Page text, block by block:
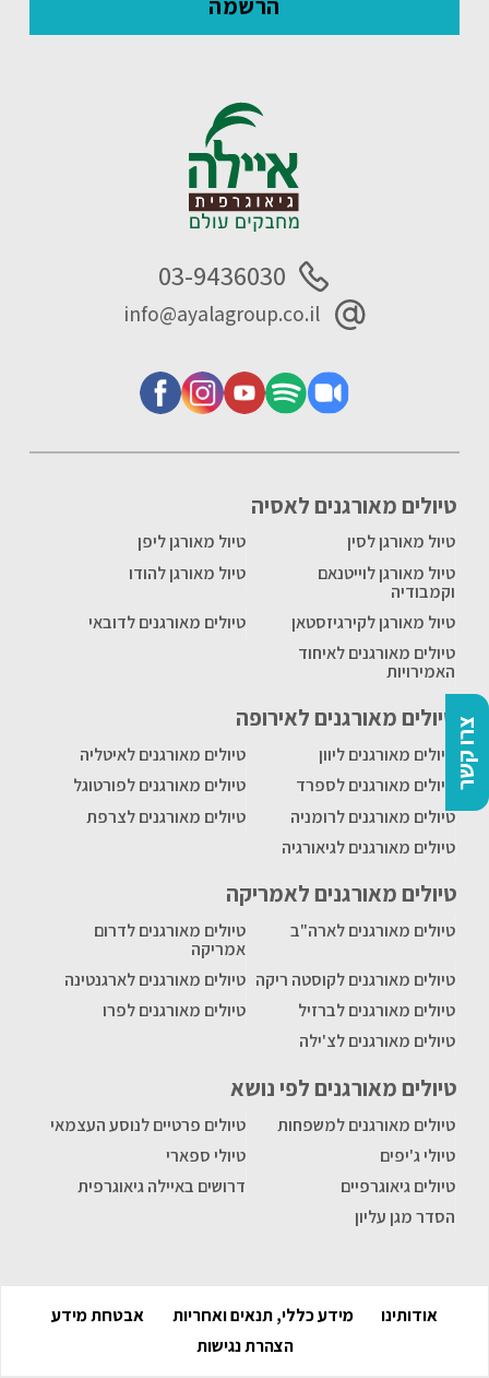
צרו קשר
טיולים מאורגנים לאסיה
טיול מאורגן לסין
טיול מאורגן ליפן
טיול מאורגן לוייטנאם
וקמבודיה
טיול מאורגן להודו
טיול מאורגן לקירגיזסטאן
טיולים מאורגנים לדובאי
טיולים מאורגנים לאיחוד
האמירויות
טיולים מאורגנים לאירופה
טיולים מאורגנים ליוון
טיולים מאורגנים לאיטליה
טיולים מאורגנים לספרד
טיולים מאורגנים לפורטוגל
טיולים מאורגנים לרומניה
טיולים מאורגנים לצרפת
טיולים מאורגנים לגיאורגיה
טיולים מאורגנים לאמריקה
טיולים מאורגנים לארה"ב
טיולים מאורגנים לדרום
אמריקה
טיולים מאורגנים לקוסטה ריקה טיולים מאורגנים לארגנטינה
טיולים מאורגנים לברזיל
טיולים מאורגנים לפרו
טיולים מאורגנים לצ'ילה
טיולים מאורגנים לפי נושא
טיולים מאורגנים למשפחות
טיולים פרטיים לנוסע העצמאי
טיולי ג'יפים
טיולי ספארי
טיולים גיאוגרפיים
דרושים באיילה גיאוגרפית
הסדר מגן עליון
03-9436030
info@ayalagroup.co.il
אודותינו מידע כללי, תנאים ואחריות
אבטחת מידע
הצהרת נגישות